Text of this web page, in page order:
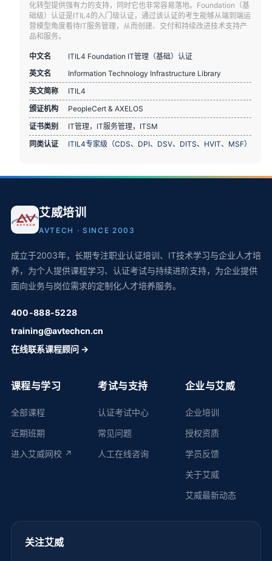
化转型提供强有力的支持，同时它也非常容易落地。Foundation（基
础级）认证是ITIL4的入门级认证，通过该认证的考生能够从端到端运
营模型角度看待IT服务管理，从而创建、交付和持续改进技术支持产
品和服务。
中文名
ITIL4 Foundation IT管理（基础）认证
英文名
Information Technology Infrastructure Library
英文简称
ITIL4
颁证机构
PeopleCert & AXELOS
证书类别
IT管理，IT服务管理，ITSM
同类认证
ITIL4专家级（CDS、DPI、DSV、DITS、HVIT、MSF）
艾威培训
AVTECH · SINCE 2003
成立于2003年，长期专注职业认证培训、IT技术学习与企业人才培
养，为个人提供课程学习、认证考试与持续进阶支持，为企业提供
面向业务与岗位需求的定制化人才培养服务。
400-888-5228
training@avtechcn.cn
在线联系课程顾问 →
课程与学习
全部课程
近期班期
进入艾威网校 ↗
考试与支持
认证考试中心
常见问题
人工在线咨询
企业与艾威
企业培训
授权资质
学员反馈
关于艾威
艾威最新动态
关注艾威